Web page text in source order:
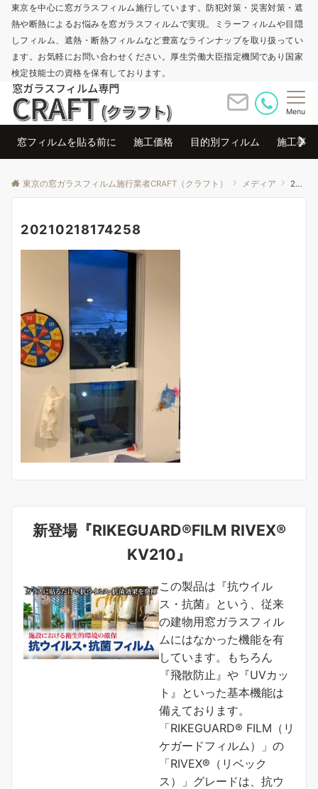
東京を中心に窓ガラスフィルム施行しています。防犯対策・災害対策・遮
熱や断熱によるお悩みを窓ガラスフィルムで実現。ミラーフィルムや目隠
しフィルム、遮熱・断熱フィルムなど豊富なラインナップを取り扱ってい
ます。お気軽にお問い合わせください。厚生労働大臣指定機関であり国家
検定技能士の資格を保有しております。
Menu
窓フィルムを貼る前に 施工価格 目的別フィルム 施工事例
東京の窓ガラスフィルム施行業者CRAFT（クラフト） メディア 20210218174258
20210218174258
新登場『RIKEGUARD®FILM RIVEX®
KV210』
この製品は『抗ウイル
ス・抗菌』という、従来
の建物用窓ガラスフィル
ムにはなかった機能を有
しています。もちろん
『飛散防止』や『UVカッ
ト』といった基本機能は
備えております。
「RIKEGUARD® FILM（リ
ケガードフィルム）」の
「RIVEX®（リベック
ス）」グレードは、抗ウ